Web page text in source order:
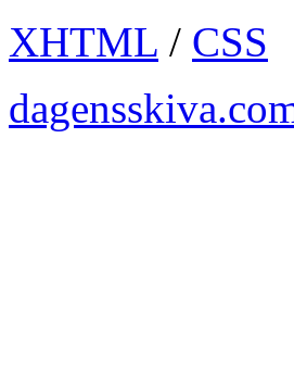
XHTML / CSS